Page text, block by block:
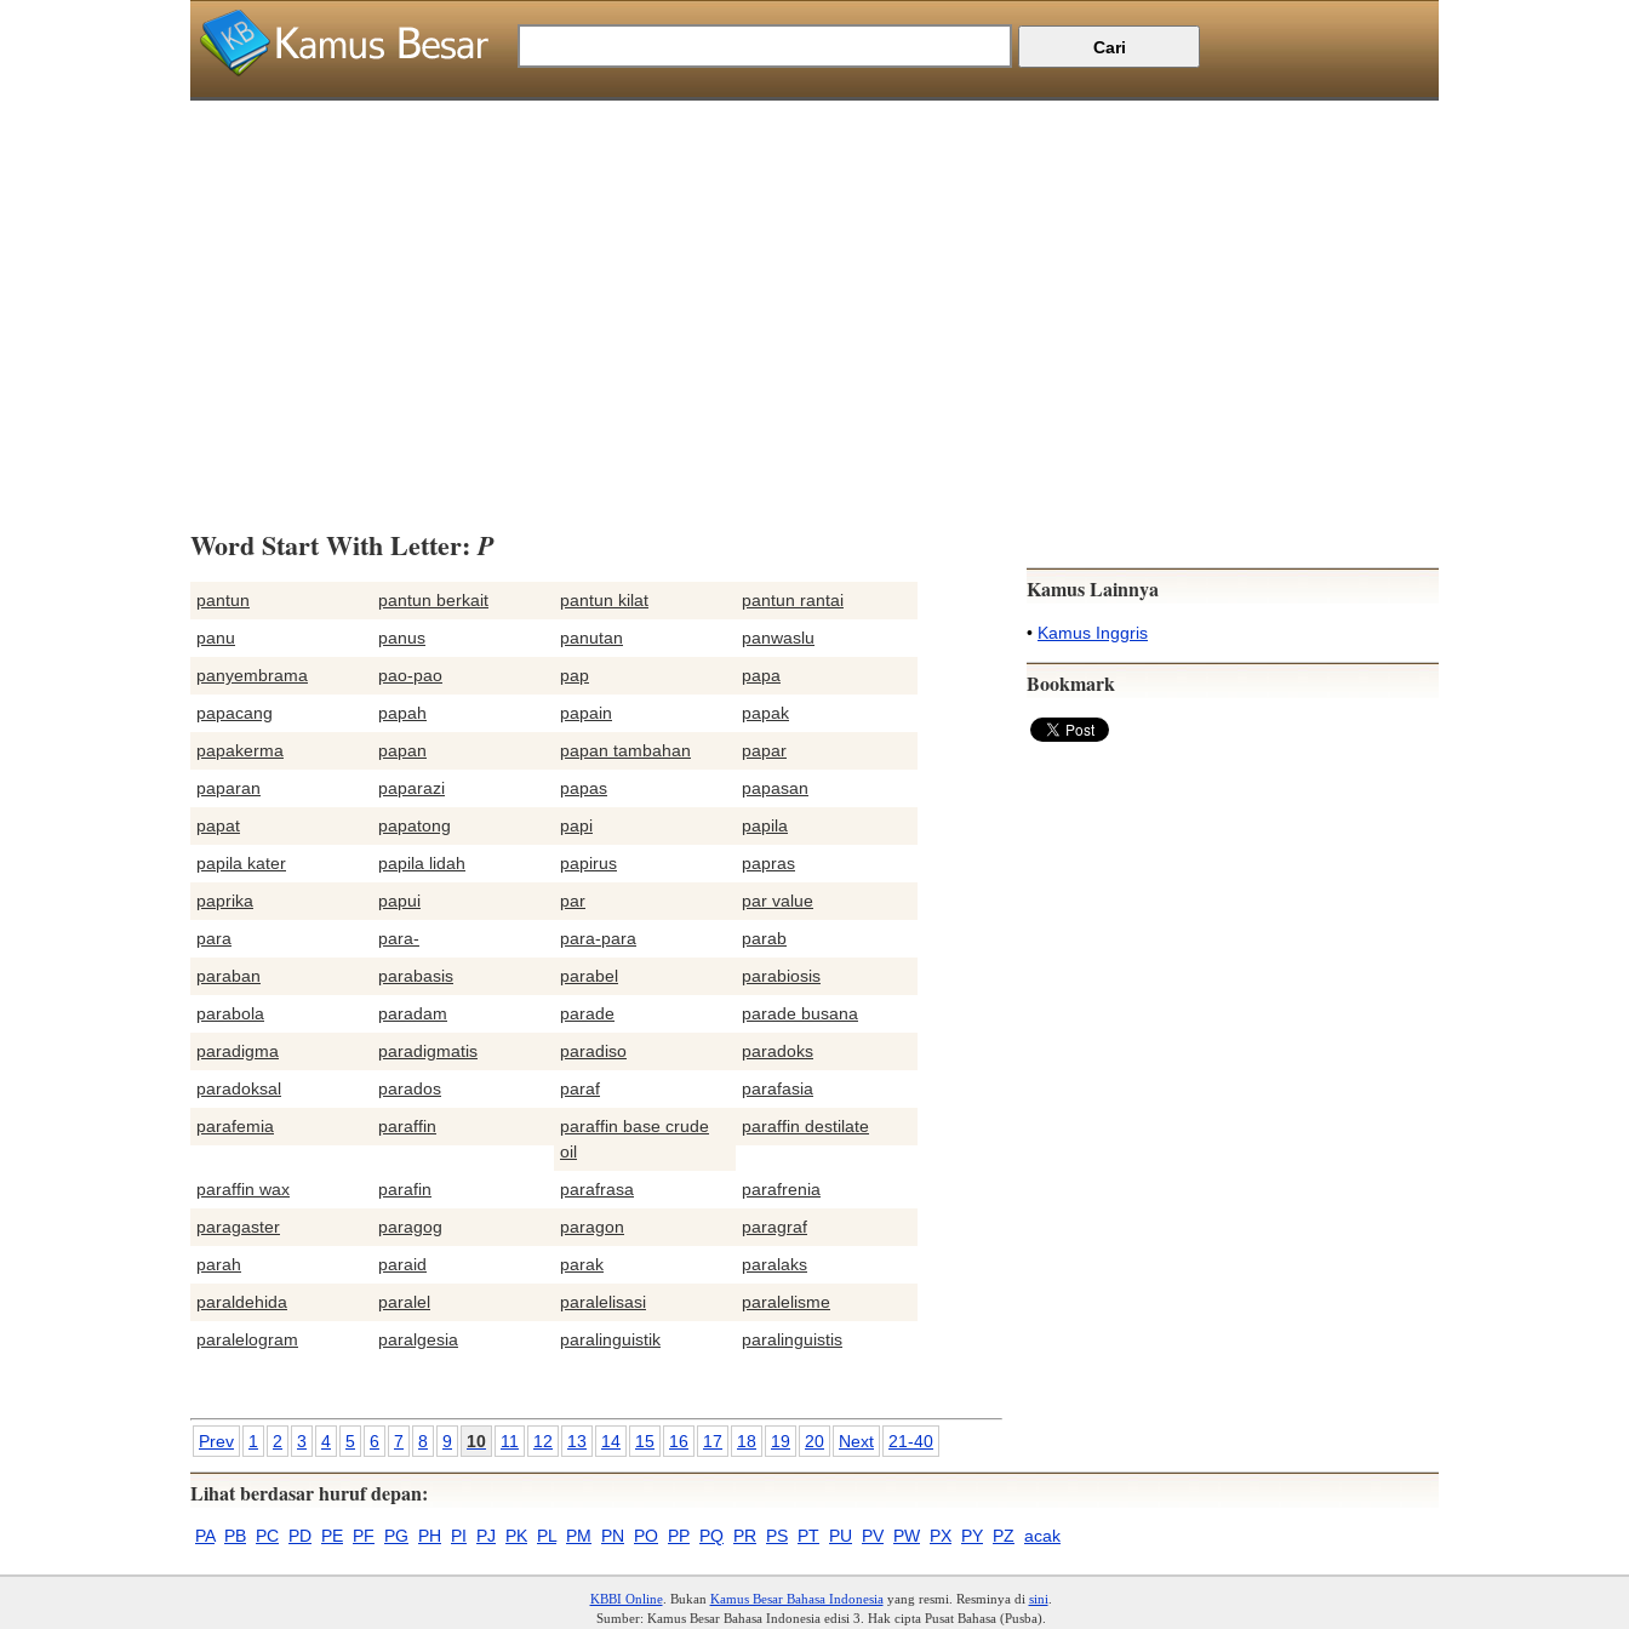
Word Start With Letter:P
pantun pantun berkait pantun kilat
pantun rantai
panu
panus panutan
panwaslu
panyembrama
pao-pao pap
papa
papacang
papah papain
papak
papakerma
papan papan tambahan
papar
paparan
paparazi papas
papasan
papat
papatong papi
papila
papila kater
papila lidah papirus
papras
paprika
papui par
par value
para
para- para-para
parab
paraban
parabasis parabel
parabiosis
parabola
paradam parade
parade busana
paradigma
paradigmatis paradiso
paradoks
paradoksal
parados paraf
parafasia
parafemia
paraffin
paraffin base crude
oil
paraffin destilate
paraffin wax parafin parafrasa
parafrenia
paragaster
paragog paragon
paragraf
parah
paraid parak
paralaks
paraldehida
paralel paralelisasi
paralelisme
paralelogram
paralgesia paralinguistik paralinguistis
Prev 1 2 3 4 5 6 7 8 9 10 11 12 13 14 15 16 17 18 19 20 Next 21-40
Kamus Lainnya
• Kamus Inggris
Bookmark
Lihat berdasar huruf depan:
PA PB PC PD PE PF PG PH PI PJ PK PL PM PN PO PP PQ PR PS PT PU PV PW PX PY PZ acak
KBBI Online. Bukan Kamus Besar Bahasa Indonesiayang resmi. Resminya di sini
Sumber: Kamus Besar Bahasa Indonesia edisi 3. Hak cipta Pusat Bahasa (Pusba).